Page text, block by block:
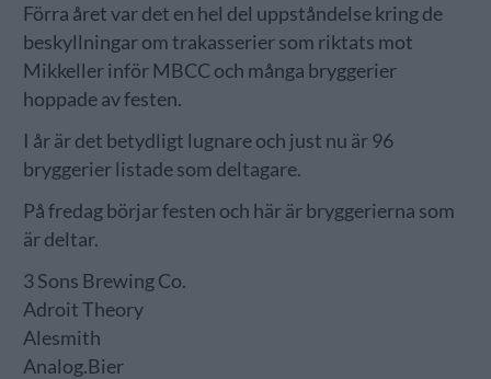
Förra året var det en hel del uppståndelse kring de
beskyllningar om trakasserier som riktats mot
Mikkeller inför MBCC och många bryggerier
hoppade av festen.
I år är det betydligt lugnare och just nu är 96
bryggerier listade som deltagare.
På fredag börjar festen och här är bryggerierna som
är deltar.
3 Sons Brewing Co.
Adroit Theory
Alesmith
Analog.Bier